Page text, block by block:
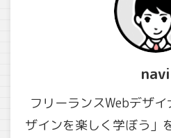
navi
フリーランスWebデザ
ザインを楽しく学ぼう」